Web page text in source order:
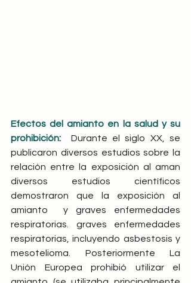
Efectos del amianto en la salud y su
prohibición:
Durante el siglo XX, se
publicaron diversos estudios sobre la
relación entre la exposición al aman
diversos estudios científicos
demostraron que la exposición al
amianto  y graves enfermedades
respiratorias. graves enfermedades
respiratorias, incluyendo asbestosis y
mesotelioma. Posteriormente La
Unión Europea prohibió utilizar el